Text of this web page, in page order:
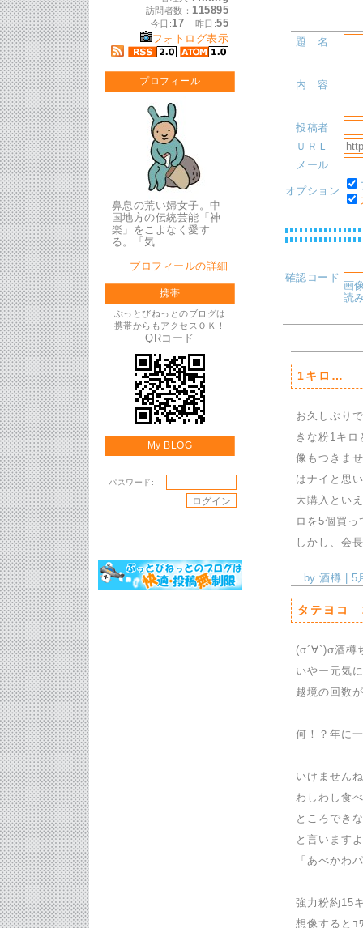
訪問者数： 115895
今日:17 昨日:55
フォトログ表示
プロフィール
鼻息の荒い婦女子。中
国地方の伝統芸能「神
楽」をこよなく愛す
る。「気...
プロフィールの詳細
携帯
ぶっとびねっとのブログは
携帯からもアクセスＯＫ！
QRコード
My BLOG
パスワード:
題 名
内 容
投稿者
ＵＲＬ
メール
オプション
確認コード
画
読
1キロ…
お久しぶり
きな粉1キ
像もつきま
はナイと思
大購入とい
ロを5個買
しかし、会
by 酒樽 | 5
タテヨコ
(σ´∀`)σ酒樽
いやー元気
越境の回数
何！？年に
いけません
わしわし食
ところでき
と言います
「あべかわ
強力粉約15
想像するとｺ